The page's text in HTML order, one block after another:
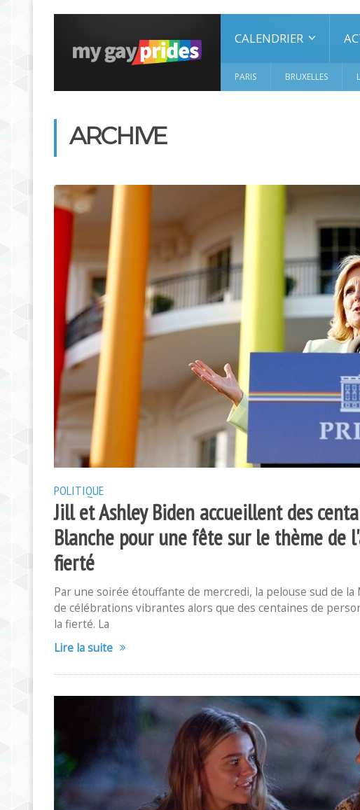
CALENDRIER
PARIS BRUXELLES
ARCHIVE
POLITIQUE
Jill et Ashley Biden accueillent des
Blanche pour une fête sur le thème de
fierté
Par une soirée étouffante de mercredi, la pelouse sud de
de célébrations vibrantes alors que des centaines de
la fierté. La
Lire la suite